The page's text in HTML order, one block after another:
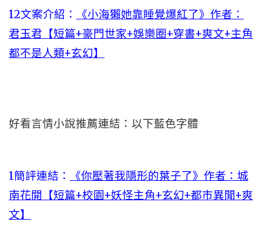
12文案介紹：
《小海獺她靠睡覺爆紅了》作者：
君玉君【短篇+豪門世家+娛樂圈+穿書+爽文+主角
都不是人類+玄幻】
好看言情小說推薦連結：以下藍色字體
1簡評連結：
《你壓著我隱形的葉子了》作者：城
南花開【短篇+校園+妖怪主角+玄幻+都市異聞+爽
文】